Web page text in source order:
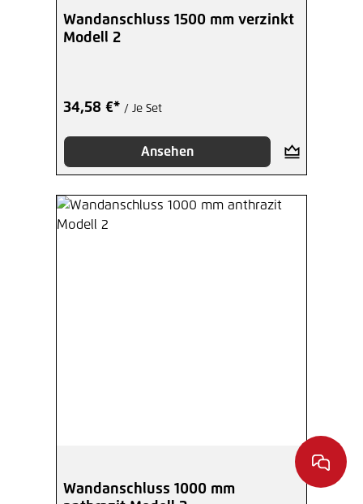
Durchschnittliche Bewertung von 5 von 5
Wandanschluss 1500 mm verzinkt
Modell 2
34,58 €* / Je Set
Ansehen
Wandanschluss 1000 mm